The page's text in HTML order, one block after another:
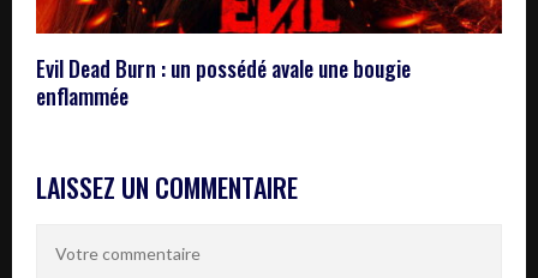
Evil Dead Burn : un possédé avale une bougie
enflammée
LAISSEZ UN COMMENTAIRE